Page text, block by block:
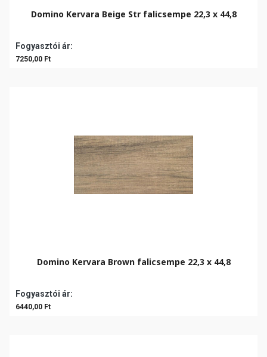
Domino Kervara Beige Str falicsempe 22,3 x 44,8
Fogyasztói ár:
7250,00 Ft
Domino Kervara Brown falicsempe 22,3 x 44,8
Fogyasztói ár:
6440,00 Ft